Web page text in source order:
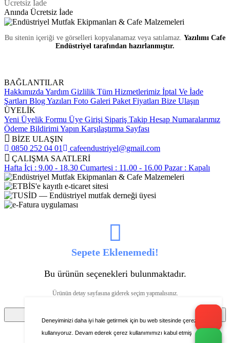
Deneyiminizi daha iyi hale getirmek için bu web sitesinde çerezleri
kullanıyoruz. Devam ederek çerez kullanımımızı kabul etmiş
Ücretsiz İade
Anında Ücretsiz İade
Bu sitenin içeriği ve görselleri kopyalanamaz veya satılamaz. Yazılımı Cafe
Endüstriyel tarafından hazırlanmıştır.
BAĞLANTILAR
HakkımızdaYardım Gizlilik Tüm Hizmetlerimiz İptal Ve İade
Şartları Blog Yazıları Foto Galeri Paket Fiyatları Bize Ulaşın
ÜYELİK
Yeni Üyelik Formu Üye Girişi Sipariş Takip Hesap Numaralarımız
Ödeme Bildirimi Yapın Karşılaştırma Sayfası
BİZE ULAŞIN
0850 252 04 01
cafeendustriyel@gmail.com
ÇALIŞMA SAATLERİ
Hafta İçi : 9.00 - 18.30 Cumartesi : 11.00 - 16.00 Pazar : Kapalı
Sepete Eklenemedi!
Bu ürünün seçenekleri bulunmaktadır.
Ürünün detay sayfasına giderek seçim yapmalısınız.